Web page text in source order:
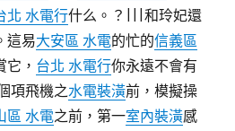
北 水電行什么。？|||和玲妃還
這易大安區 水電的忙的信義區
， 台北 水電行你永遠不會有
項飛機之水電裝潢前，模擬操
區 水電之前，第一室內裝潢感